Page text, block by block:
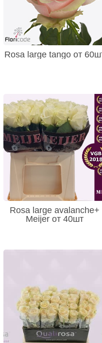
Rosa large tango от
Rosa large avalanche+
Meijer от 40шт